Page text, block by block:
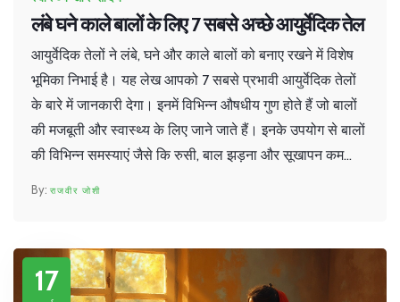
लंबे घने काले बालों के लिए 7 सबसे अच्छे आयुर्वेदिक तेल
आयुर्वेदिक तेलों ने लंबे, घने और काले बालों को बनाए रखने में विशेष
भूमिका निभाई है। यह लेख आपको 7 सबसे प्रभावी आयुर्वेदिक तेलों
के बारे में जानकारी देगा। इनमें विभिन्न औषधीय गुण होते हैं जो बालों
की मजबूती और स्वास्थ्य के लिए जाने जाते हैं। इनके उपयोग से बालों
की विभिन्न समस्याएं जैसे कि रुसी, बाल झड़ना और सूखापन कम
राजवीर जोशी
17